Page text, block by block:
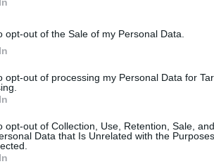
opt-out of the Sale of my Personal Data.
opt-out of processing my Personal Data for
opt-out of Collection, Use, Retention, Sale,
Data that Is Unrelated with the
Rezepte /
Spargel kochen -
nützliche
Thema: Wie k...